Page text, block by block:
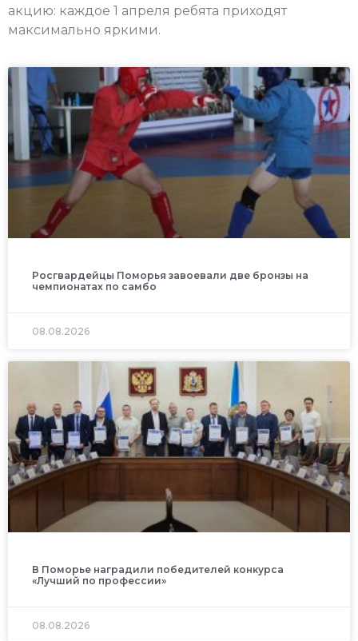
акцию: каждое 1 апреля ребята приходят
максимально яркими.
Росгвардейцы Поморья завоевали две бронзы на
чемпионатах по самбо
08.08.2026
В Поморье наградили победителей конкурса
«Лучший по профессии»
08.08.2026